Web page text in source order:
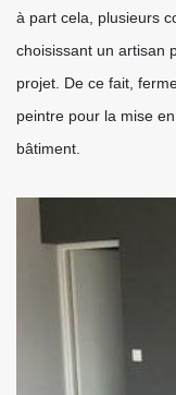
à part cela, plusieurs
choisissant un artisan
projet. De ce fait,
peintre pour la mise
bâtiment.